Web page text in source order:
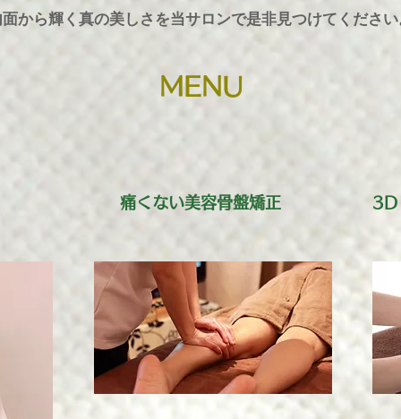
から輝く真の美しさを当サロンで是非見つけてくださ
MENU
痛くない美容骨盤矯正 3D